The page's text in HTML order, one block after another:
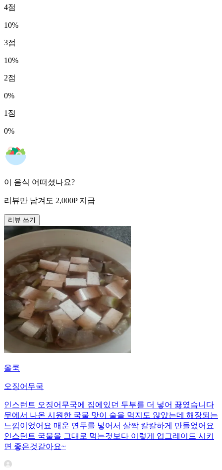
4점
10%
3점
10%
2점
0%
1 점
0%
이 음식 어떠셨나요?
리뷰만 남겨도 2,000P 지급
리뷰 쓰기
올쿡
오징어무국
인스턴트 오징어무국에 집에있던 두부를 더 넣어 끓였습니다
무에서 나온 시원한 국물 맛이 술을 먹지도 않았는데 해장되는
느낌이었어요 매운 연두를 넣어서 살짝 칼칼하게 만들었어요
인스턴트 국물을 그대로 먹는것보다 이렇게 업그레이드 시키
면 좋은것같아요~